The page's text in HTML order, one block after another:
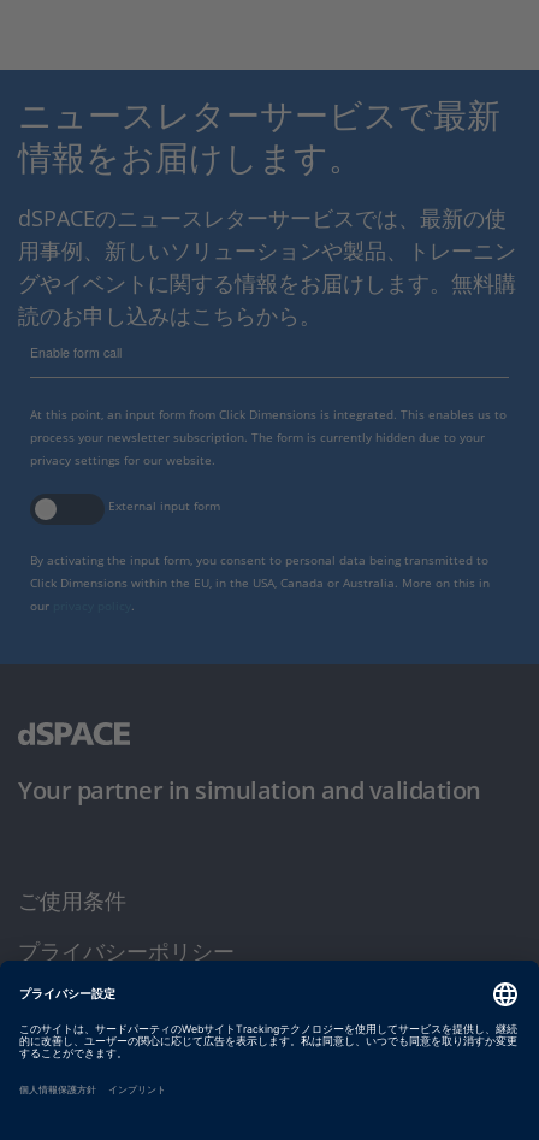
ニュースレターサービスで最新
情報をお届けします。
dSPACEのニュースレターサービスでは、最新の使
用事例、新しいソリューションや製品、トレーニン
グやイベントに関する情報をお届けします。無料購
読のお申し込みはこちらから。
Enable form call
At this point, an input form from Click Dimensions is integrated. This enables us to
process your newsletter subscription. The form is currently hidden due to your
privacy settings for our website.
External input form
By activating the input form, you consent to personal data being transmitted to
Click Dimensions within the EU, in the USA, Canada or Australia. More on this in
our
Your partner in simulation and validation
ご使用条件
プライバシーポリシー
約款
サイト運営会社情報